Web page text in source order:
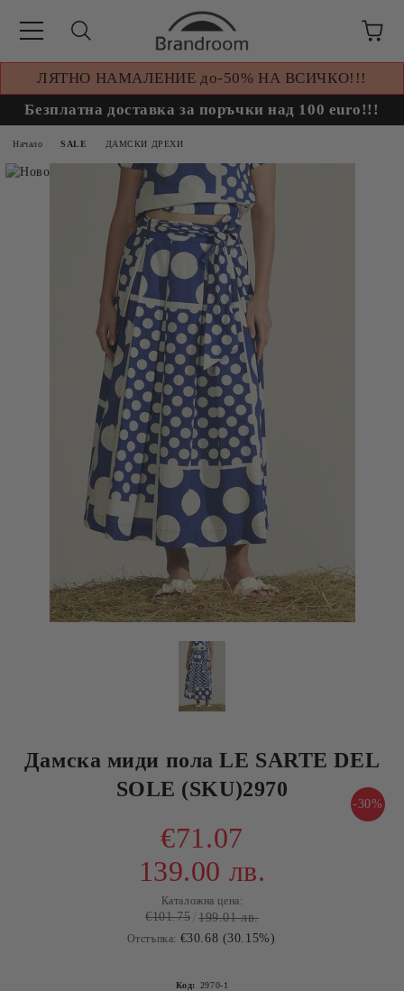
ЛЯТНО НАМАЛЕНИЕ до-50% НА ВСИЧКО!!!
Безплатна доставка за поръчки над 100 euro!!!
Начало SALE ДАМСКИ ДРЕХИ
Дамска миди пола LE SARTE DEL
SOLE (SKU)2970
-30%
€71.07
139.00 лв.
Каталожна цена:
€101.75 199.01 лв.
Отстъпка: €30.68 (30.15%)
Код: 2970-1